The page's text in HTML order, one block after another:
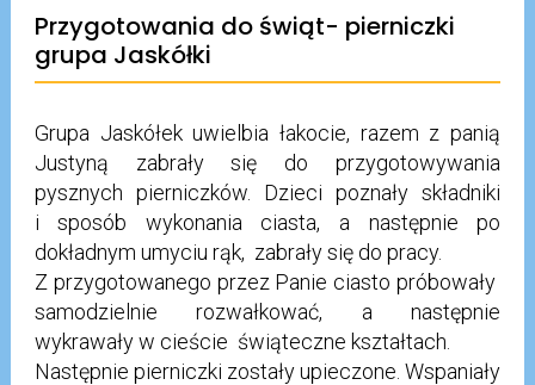
Przygotowania do świąt- pierniczki
grupa Jaskółki
Grupa Jaskółek uwielbia łakocie, razem z panią
Justyną zabrały się do przygotowywania
pysznych pierniczków. Dzieci poznały składniki
i sposób wykonania ciasta, a następnie po
dokładnym umyciu rąk, zabrały się do pracy.
Z przygotowanego przez Panie ciasto próbowały
samodzielnie rozwałkować, a następnie
wykrawały w cieście świąteczne kształtach.
Następnie pierniczki zostały upieczone. Wspaniały